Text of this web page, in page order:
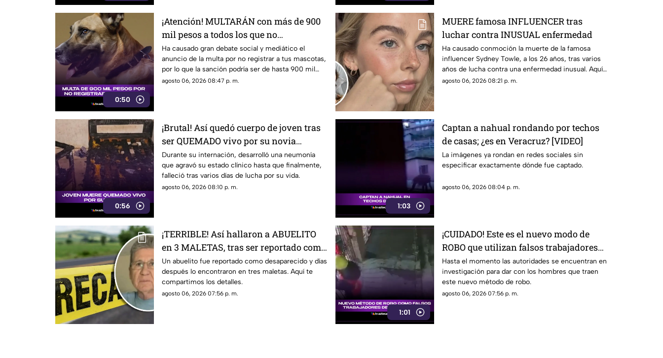
0:50
¡Atención! MULTARÁN con más de 900
mil pesos a todos los que no
REGISTREN a sus MASCOTAS
Ha causado gran debate social y mediático el
anuncio de la multa por no registrar a tus mascotas,
por lo que la sanción podría ser de hasta 900 mil
pesos.
agosto 06, 2026 08:47 p. m.
MUERE famosa INFLUENCER tras
luchar contra INUSUAL enfermedad
Ha causado conmoción la muerte de la famosa
influencer Sydney Towle, a los 26 años, tras varios
años de lucha contra una enfermedad inusual. Aquí
los detalles.
agosto 06, 2026 08:21 p. m.
0:56
¡Brutal! Así quedó cuerpo de joven tras
ser QUEMADO vivo por su novia
[VIDEO]
Durante su internación, desarrolló una neumonía
que agravó su estado clínico hasta que finalmente,
falleció tras varios días de lucha por su vida.
agosto 06, 2026 08:10 p. m.
1:03
Captan a nahual rondando por techos
de casas; ¿es en Veracruz? [VIDEO]
La imágenes ya rondan en redes sociales sin
especificar exactamente dónde fue captado.
agosto 06, 2026 08:04 p. m.
¡TERRIBLE! Así hallaron a ABUELITO
en 3 MALETAS, tras ser reportado como
DESAPARECIDO
Un abuelito fue reportado como desaparecido y días
después lo encontraron en tres maletas. Aquí te
compartimos los detalles.
agosto 06, 2026 07:56 p. m.
1:01
¡CUIDADO! Este es el nuevo modo de
ROBO que utilizan falsos trabajadores
de construcción [VIDEO]
Hasta el momento las autoridades se encuentran en
investigación para dar con los hombres que traen
este nuevo método de robo.
agosto 06, 2026 07:56 p. m.